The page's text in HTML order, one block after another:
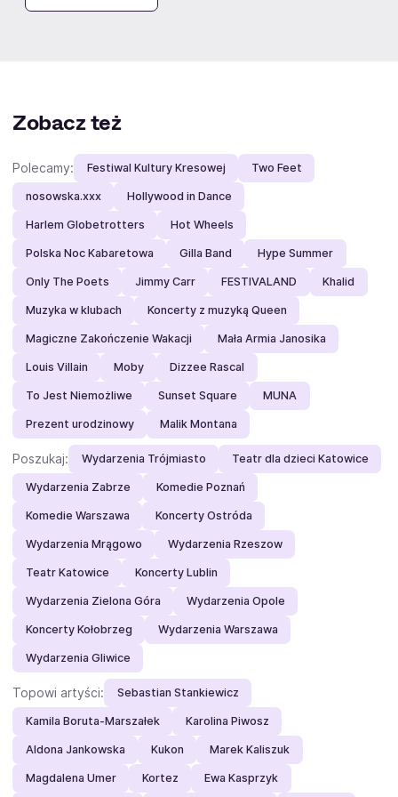
Zobacz też
Polecamy: Festiwal Kultury Kresowej Two Feet
nosowska.xxx Hollywood in Dance
Harlem Globetrotters Hot Wheels
Polska Noc Kabaretowa Gilla Band Hype Summer
Only The Poets Jimmy Carr FESTIVALAND Khalid
Muzyka w klubach Koncerty z muzyką Queen
Magiczne Zakończenie Wakacji Mała Armia Janosika
Louis Villain Moby Dizzee Rascal
To Jest Niemożliwe Sunset Square MUNA
Prezent urodzinowy Malik Montana
Poszukaj: Wydarzenia Trójmiasto Teatr dla dzieci Katowice
Wydarzenia Zabrze Komedie Poznań
Komedie Warszawa Koncerty Ostróda
Wydarzenia Mrągowo Wydarzenia Rzeszow
Teatr Katowice Koncerty Lublin
Wydarzenia Zielona Góra Wydarzenia Opole
Koncerty Kołobrzeg Wydarzenia Warszawa
Wydarzenia Gliwice
Topowi artyści: Sebastian Stankiewicz
Kamila Boruta-Marszałek Karolina Piwosz
Aldona Jankowska Kukon Marek Kaliszuk
Magdalena Umer Kortez Ewa Kasprzyk